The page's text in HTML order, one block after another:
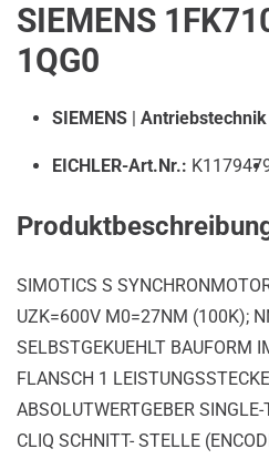
SIEMENS
1QG0
SIEMENS | Antriebstechnik
EICHLER-Art.Nr.:
SIMOTICS S
UZK=600V M0=27NM (100K);
SELBSTGEKUEHLT BAUFORM
FLANSCH 1
ABSOLUTWERTGEBER
CLIQ SCHNITT- STELLE